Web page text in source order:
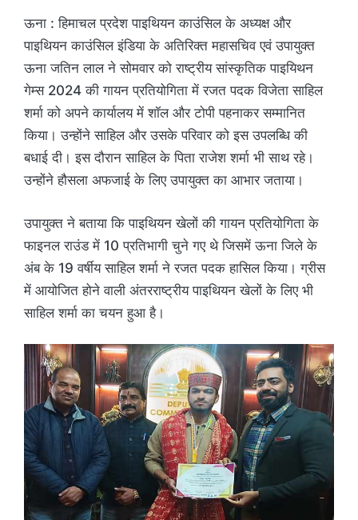
ऊना : हिमाचल प्रदेश पाइथियन काउंसिल के अध्यक्ष और
पाइथियन काउंसिल इंडिया के अतिरिक्त महासचिव एवं उपायुक्त
ऊना जतिन लाल ने सोमवार को राष्ट्रीय सांस्कृतिक पाइयिथन
गेम्स 2024 की गायन प्रतियोगिता में रजत पदक विजेता साहिल
शर्मा को अपने कार्यालय में शॉल और टोपी पहनाकर सम्मानित
किया। उन्होंने साहिल और उसके परिवार को इस उपलब्धि की
बधाई दी। इस दौरान साहिल के पिता राजेश शर्मा भी साथ रहे।
उन्होंने हौसला अफजाई के लिए उपायुक्त का आभार जताया।
उपायुक्त ने बताया कि पाइथियन खेलों की गायन प्रतियोगिता के
फाइनल राउंड में 10 प्रतिभागी चुने गए थे जिसमें ऊना जिले के
अंब के 19 वर्षीय साहिल शर्मा ने रजत पदक हासिल किया। ग्रीस
में आयोजित होने वाली अंतरराष्ट्रीय पाइथियन खेलों के लिए भी
साहिल शर्मा का चयन हुआ है।